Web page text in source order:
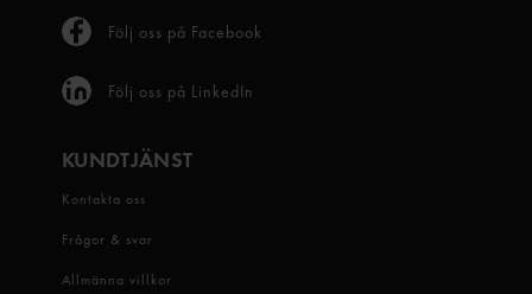
Följ oss på Facebook
Följ oss på LinkedIn
KUNDTJÄNST
Kontakta oss
Frågor & svar
Allmänna villkor